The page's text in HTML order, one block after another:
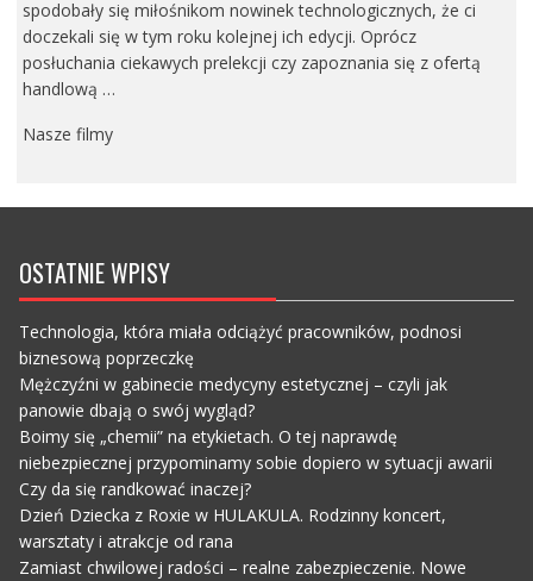
spodobały się miłośnikom nowinek technologicznych, że ci
doczekali się w tym roku kolejnej ich edycji. Oprócz
posłuchania ciekawych prelekcji czy zapoznania się z ofertą
handlową …
Nasze filmy
OSTATNIE WPISY
Technologia, która miała odciążyć pracowników, podnosi
biznesową poprzeczkę
Mężczyźni w gabinecie medycyny estetycznej – czyli jak
panowie dbają o swój wygląd?
Boimy się „chemii” na etykietach. O tej naprawdę
niebezpiecznej przypominamy sobie dopiero w sytuacji awarii
Czy da się randkować inaczej?
Dzień Dziecka z Roxie w HULAKULA. Rodzinny koncert,
warsztaty i atrakcje od rana
Zamiast chwilowej radości – realne zabezpieczenie. Nowe